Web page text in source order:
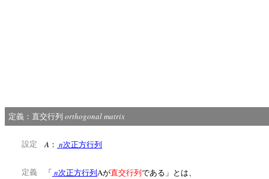
定義：直交行列 orthogonal matrix
設定 A ： n次正方行列
定義 「 n次正方行列 Aが直交行列 である」とは、